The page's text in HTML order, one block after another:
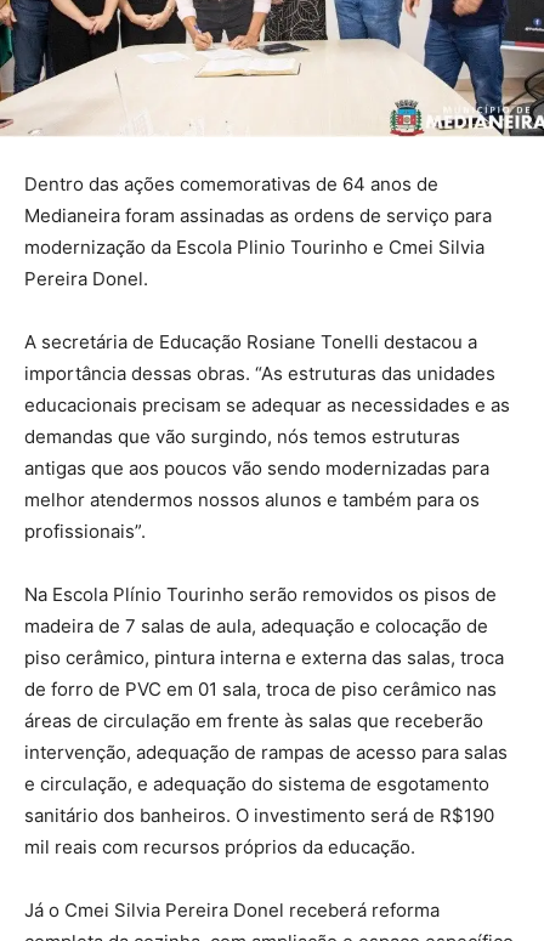
Dentro das ações comemorativas de 64 anos de
Medianeira foram assinadas as ordens de serviço para
modernização da Escola Plinio Tourinho e Cmei Silvia
Pereira Donel.
A secretária de Educação Rosiane Tonelli destacou a
importância dessas obras. “As estruturas das unidades
educacionais precisam se adequar as necessidades e as
demandas que vão surgindo, nós temos estruturas
antigas que aos poucos vão sendo modernizadas para
melhor atendermos nossos alunos e também para os
profissionais”.
Na Escola Plínio Tourinho serão removidos os pisos de
madeira de 7 salas de aula, adequação e colocação de
piso cerâmico, pintura interna e externa das salas, troca
de forro de PVC em 01 sala, troca de piso cerâmico nas
áreas de circulação em frente às salas que receberão
intervenção, adequação de rampas de acesso para salas
e circulação, e adequação do sistema de esgotamento
sanitário dos banheiros. O investimento será de R$190
mil reais com recursos próprios da educação.
Já o Cmei Silvia Pereira Donel receberá reforma